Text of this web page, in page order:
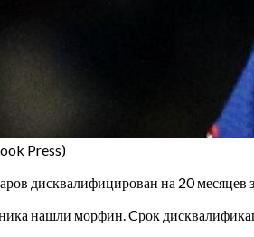
Press)
дисквалифицирован на 20
нашли морфин. Cрок